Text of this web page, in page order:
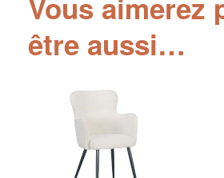
Vous aimerez
être aussi…